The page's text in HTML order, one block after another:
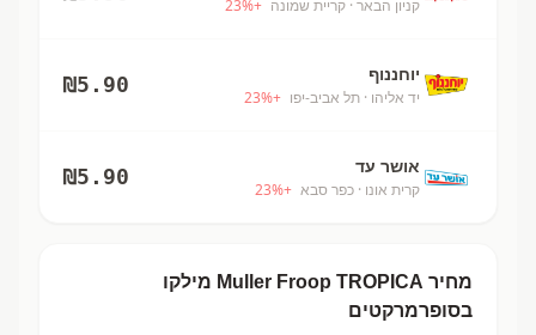
קניון הבאר · קריית שמונה +
23%
יוחננוף
יד אליהו · תל אביב-יפו +
23%
₪5.90
אושר עד
קרית אונו · כפר סבא +
23%
₪5.90
מחיר Muller Froop TROPICA מילקו
בסופרמרקטים